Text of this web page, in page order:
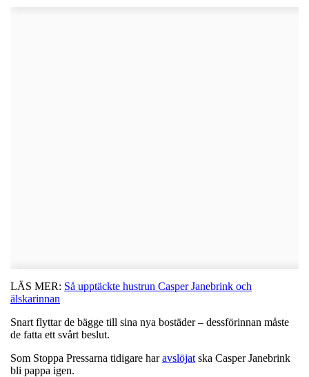
LÄS MER: Så upptäckte hustrun Casper Janebrink och
älskarinnan
Snart flyttar de bägge till sina nya bostäder – dessförinnan måste
de fatta ett svårt beslut.
Som Stoppa Pressarna tidigare haravslöjat ska Casper Janebrink
bli pappa igen.